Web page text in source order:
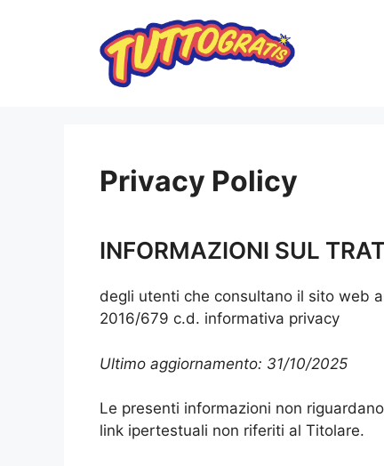
Privacy Policy
INFORMAZIONI SUL
degli utenti che consultano il sito web
2016/679 c.d. informativa privacy
Ultimo aggiornamento: 31/10/2025
Le presenti informazioni non
link ipertestuali non riferiti al Titolare.